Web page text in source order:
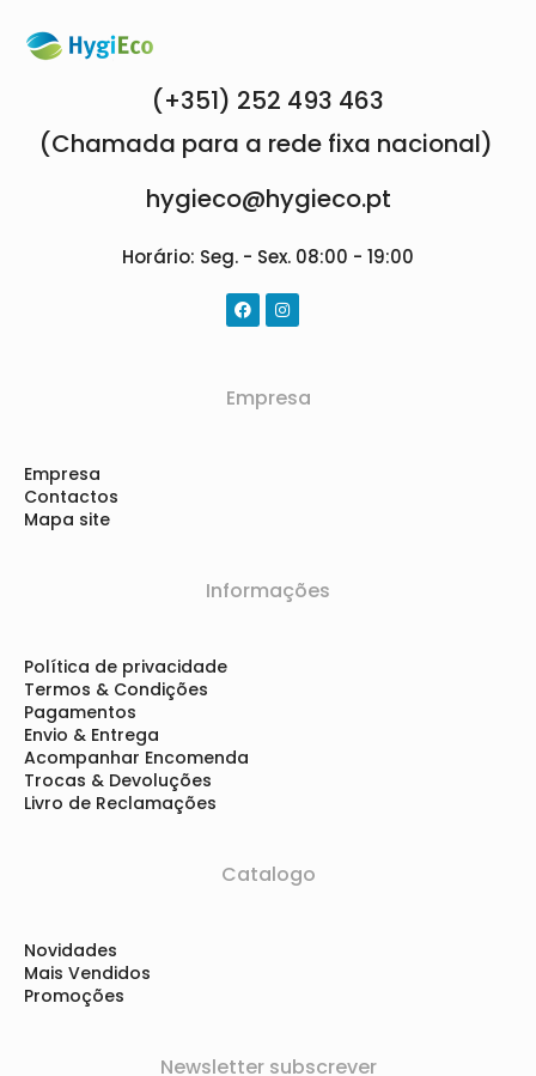
(+351) 252 493 463
(Chamada para a rede fixa nacional)
hygieco@hygieco.pt
Horário: Seg. - Sex. 08:00 - 19:00
Empresa
Empresa
Contactos
Mapa site
Informações
Política de privacidade
Termos & Condições
Pagamentos
Envio & Entrega
Acompanhar Encomenda
Trocas & Devoluções
Livro de Reclamações
Catalogo
Novidades
Mais Vendidos
Promoções
Newsletter subscrever